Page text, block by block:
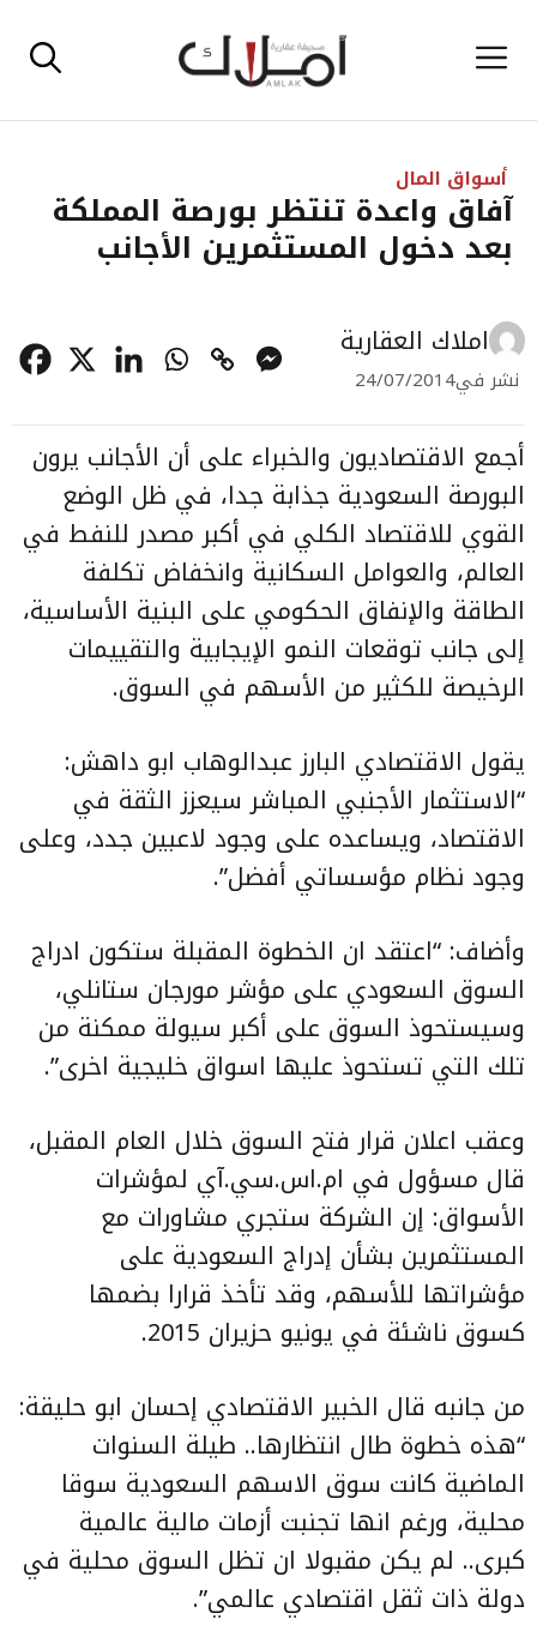
إلى القائمة
أسواق المال
آفاق واعدة تنتظر بورصة المملكة
بعد دخول المستثمرين الأجانب
املاك العقارية
نشر في24/07/2014
أجمع الاقتصاديون والخبراء على أن الأجانب يرون
البورصة السعودية جذابة جدا، في ظل الوضع
القوي للاقتصاد الكلي في أكبر مصدر للنفط في
العالم، والعوامل السكانية وانخفاض تكلفة
الطاقة والإنفاق الحكومي على البنية الأساسية،
إلى جانب توقعات النمو الإيجابية والتقييمات
الرخيصة للكثير من الأسهم في السوق.
يقول الاقتصادي البارز عبدالوهاب ابو داهش:
“الاستثمار الأجنبي المباشر سيعزز الثقة في
الاقتصاد، ويساعده على وجود لاعبين جدد، وعلى
وجود نظام مؤسساتي أفضل”.
وأضاف: “اعتقد ان الخطوة المقبلة ستكون ادراج
السوق السعودي على مؤشر مورجان ستانلي،
وسيستحوذ السوق على أكبر سيولة ممكنة من
تلك التي تستحوذ عليها اسواق خليجية اخرى”.
وعقب اعلان قرار فتح السوق خلال العام المقبل،
قال مسؤول في ام.اس.سي.آي لمؤشرات
الأسواق: إن الشركة ستجري مشاورات مع
المستثمرين بشأن إدراج السعودية على
مؤشراتها للأسهم، وقد تأخذ قرارا بضمها
كسوق ناشئة في يونيو حزيران 2015.
من جانبه قال الخبير الاقتصادي إحسان ابو حليقة:
“هذه خطوة طال انتظارها.. طيلة السنوات
الماضية كانت سوق الاسهم السعودية سوقا
محلية، ورغم انها تجنبت أزمات مالية عالمية
كبرى.. لم يكن مقبولا ان تظل السوق محلية في
دولة ذات ثقل اقتصادي عالمي”.